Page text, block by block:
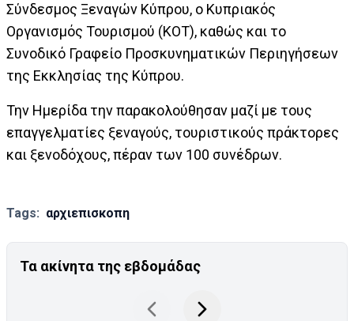
Σύνδεσμος Ξεναγών Κύπρου, ο Κυπριακός
Οργανισμός Τουρισμού (ΚΟΤ), καθώς και το
Συνοδικό Γραφείο Προσκυνηματικών Περιηγήσεων
της Εκκλησίας της Κύπρου.
Την Ημερίδα την παρακολούθησαν μαζί με τους
επαγγελματίες ξεναγούς, τουριστικούς πράκτορες
και ξενοδόχους, πέραν των 100 συνέδρων.
Tags: αρχιεπισκοπη
Τα ακίνητα της εβδομάδας